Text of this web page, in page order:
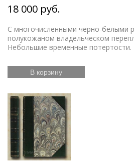
18 000 руб.
С многочисленными черно-белыми
полукожаном владельческом
Небольшие временные потертости.
В корзину